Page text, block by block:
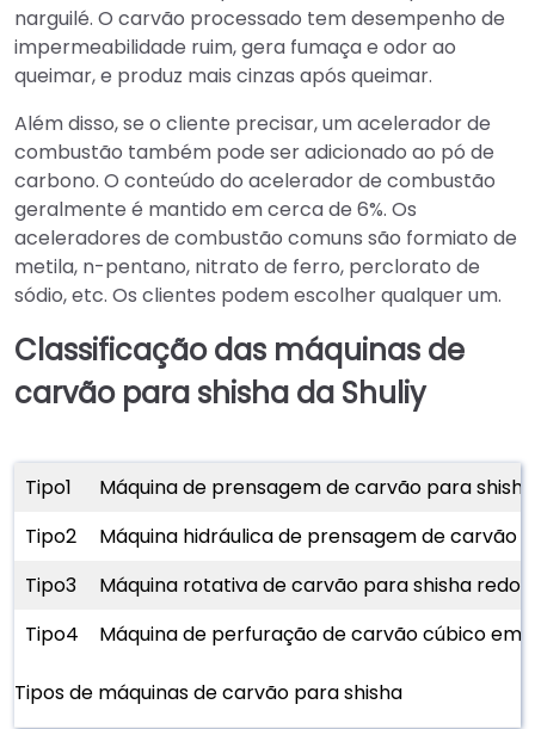
narguilé. O carvão processado tem desempenho de
impermeabilidade ruim, gera fumaça e odor ao
queimar, e produz mais cinzas após queimar.
Além disso, se o cliente precisar, um acelerador de
combustão também pode ser adicionado ao pó de
carbono. O conteúdo do acelerador de combustão
geralmente é mantido em cerca de 6%. Os
aceleradores de combustão comuns são formiato de
metila, n-pentano, nitrato de ferro, perclorato de
sódio, etc. Os clientes podem escolher qualquer um.
Classificação das máquinas de
carvão para shisha da Shuliy
Tipo1
Máquina de prensagem de carvão para
Tipo2
Máquina hidráulica de prensagem de carvão
Tipo3
Máquina rotativa de carvão para shisha
Tipo4
Máquina de perfuração de carvão cúbico em
Tipos de máquinas de carvão para shisha